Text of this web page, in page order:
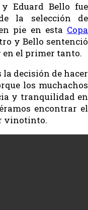
Eduard Bello fue
la selección de
pie en esta Copa
y Bello sentenció
el primer tanto.
la decisión de hacer
los muchachos
y tranquilidad en
encontrar el
vinotinto.